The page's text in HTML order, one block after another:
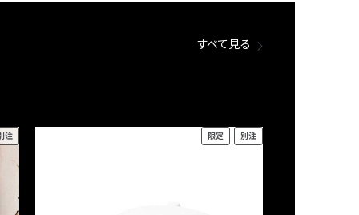
すべて見る
注 限定 別注